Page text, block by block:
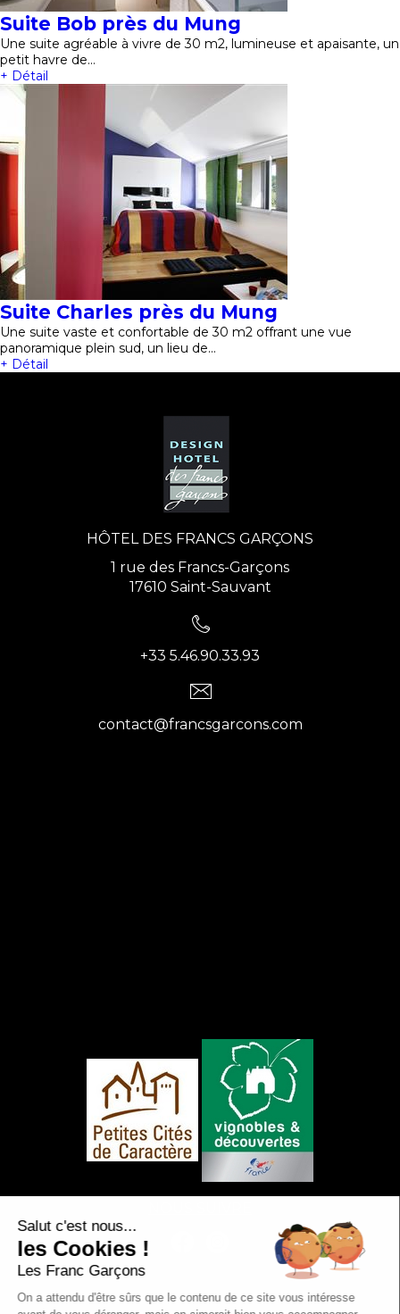
Suite Bob près du Mung
Une suite agréable à vivre de 30 m2, lumineuse et apaisante, un
petit havre de…
+ Détail
Suite Charles près du Mung
Une suite vaste et confortable de 30 m2 offrant une vue
panoramique plein sud, un lieu de…
+ Détail
HÔTEL DES FRANCS GARÇONS
1 rue des Francs-Garçons
17610 Saint-Sauvant
+33 5.46.90.33.93
contact@francsgarcons.com
Salut c'est nous...
les Cookies !
Les Franc Garçons
On a attendu d'être sûrs que le contenu de ce site vous intéresse